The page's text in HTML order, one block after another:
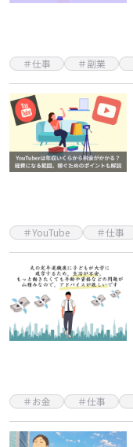
＃仕事 ＃副業
＃YouTube ＃仕事
＃お金 ＃仕事